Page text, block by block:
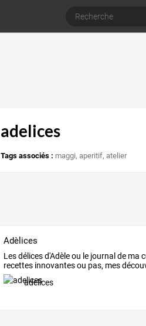
adelices
Tags associés : maggi,aperitif,atelier
Adèlices
Lesdélicesd'Adèleou lejournal dema
recettesinnovantesou pas,mes
adelices